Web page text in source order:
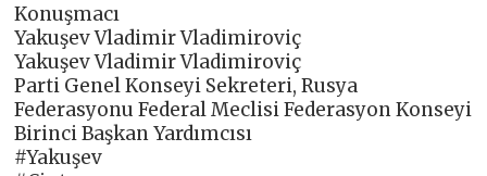
Konuşmacı
Yakuşev Vladimir Vladimiroviç
Yakuşev Vladimir Vladimiroviç
Parti Genel Konseyi Sekreteri, Rusya
Federasyonu Federal Meclisi Federasyon Konseyi
Birinci Başkan Yardımcısı
#Yakuşev